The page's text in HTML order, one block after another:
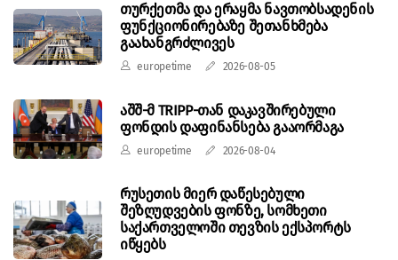
თურქეთმა და ერაყმა ნავთობსადენის
ფუნქციონირებაზე შეთანხმება
გაახანგრძლივეს
europetime 2026-08-05
აშშ-მ TRIPP-თან დაკავშირებული
ფონდის დაფინანსება გააორმაგა
europetime 2026-08-04
რუსეთის მიერ დაწესებული
შეზღუდვების ფონზე, სომხეთი
საქართველოში თევზის ექსპორტს
იწყებს